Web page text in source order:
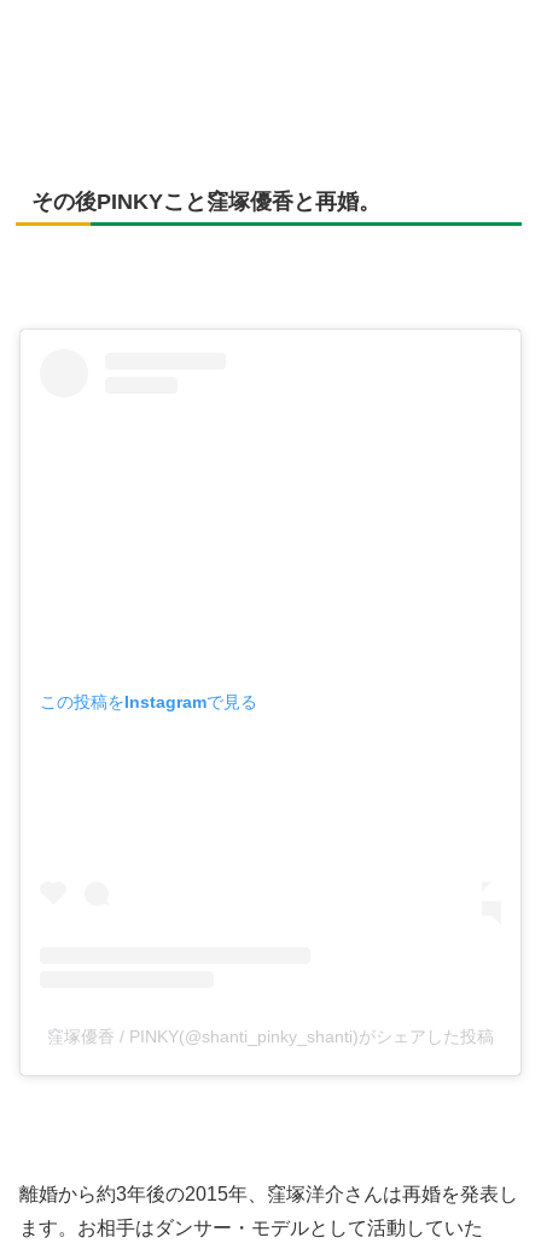
その後PINKYこと窪塚優香と再婚。
この投稿をInstagramで見る
窪塚優香 / PINKY(@shanti_pinky_shanti)がシェアした投稿
離婚から約3年後の2015年、窪塚洋介さんは再婚を発表し
ます。お相手はダンサー・モデルとして活動していた